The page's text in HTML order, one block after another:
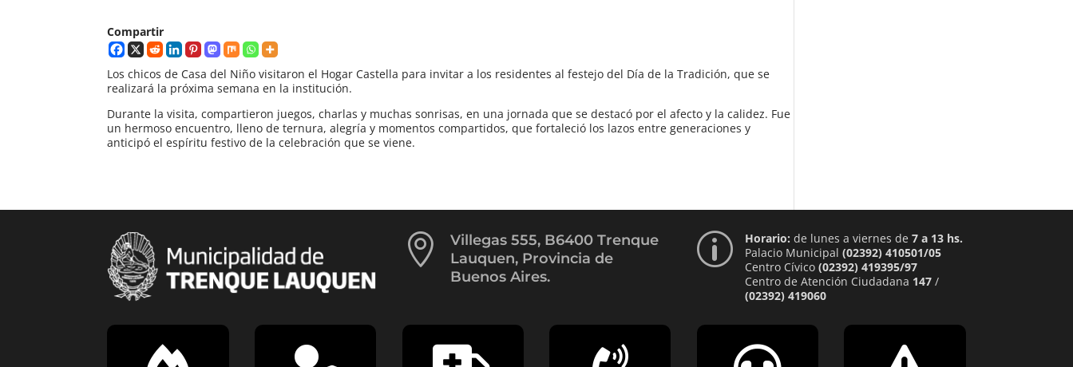
Compartir
Los chicos de Casa del Niño visitaron el Hogar Castella para invitar a los residentes al festejo del Día de la Tradición, que se
realizará la próxima semana en la institución.
Durante la visita, compartieron juegos, charlas y muchas sonrisas, en una jornada que se destacó por el afecto y la calidez. Fue
un hermoso encuentro, lleno de ternura, alegría y momentos compartidos, que fortaleció los lazos entre generaciones y
anticipó el espíritu festivo de la celebración que se viene.

Villegas 555, B6400 Trenque
Lauquen, Provincia de
Buenos Aires.
p Horario: de lunes a viernes de 7 a 13 hs.
Palacio Municipal (02392) 410501/05
Centro Cívico (02392) 419395/97
Centro de Atención Ciudadana 147/
(02392) 419060